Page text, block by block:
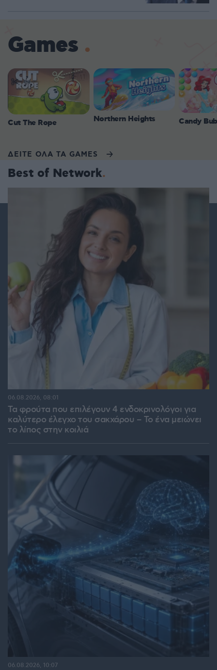
Games
Cut The Rope Northern Heights Candy
ΔΕΙΤΕ ΟΛΑ ΤΑ GAMES
Best of Network
Τα φρούτα που επιλέγουν 4 ενδοκρινολόγοι για
καλύτερο έλεγχο του σακχάρου – Το ένα μειώνει
το λίπος στην κοιλιά
06.08.2026, 08:01
06.08.2026, 10:07